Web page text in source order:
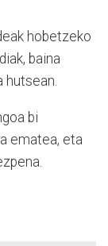
hobetzeko
baina
hutsean.
bi
ematea, eta